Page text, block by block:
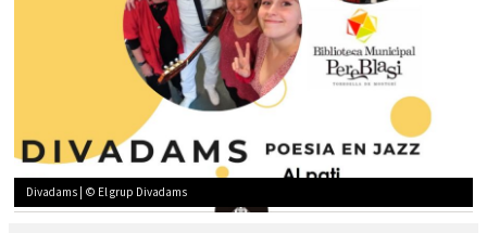
Divadams | © El grup Divadams